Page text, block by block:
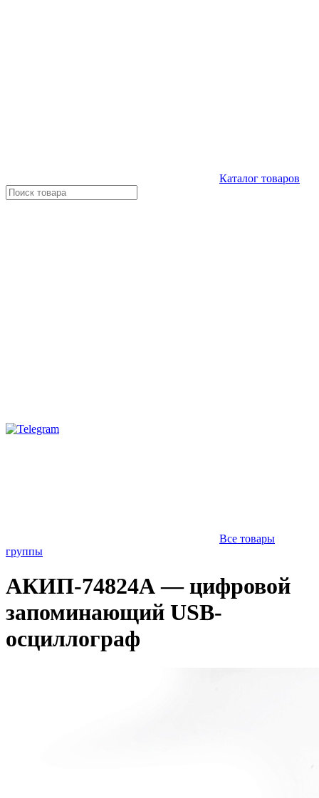
Каталог товаров
Все товары
группы
АКИП-74824А — цифровой
запоминающий USB-
осциллограф